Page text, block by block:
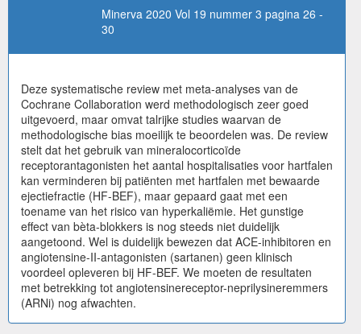
Minerva 2020 Vol 19 nummer 3 pagina 26 -
30
Deze systematische review met meta-analyses van de
Cochrane Collaboration werd methodologisch zeer goed
uitgevoerd, maar omvat talrijke studies waarvan de
methodologische bias moeilijk te beoordelen was. De review
stelt dat het gebruik van mineralocorticoïde
receptorantagonisten het aantal hospitalisaties voor hartfalen
kan verminderen bij patiënten met hartfalen met bewaarde
ejectiefractie (HF-BEF), maar gepaard gaat met een
toename van het risico van hyperkaliëmie. Het gunstige
effect van bèta-blokkers is nog steeds niet duidelijk
aangetoond. Wel is duidelijk bewezen dat ACE-inhibitoren en
angiotensine-II-antagonisten (sartanen) geen klinisch
voordeel opleveren bij HF-BEF. We moeten de resultaten
met betrekking tot angiotensinereceptor-neprilysineremmers
(ARNi) nog afwachten.